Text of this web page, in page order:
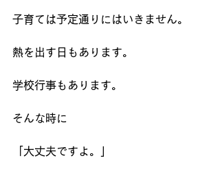
子育ては予定通りにはいきません。
熱を出す日もあります。
学校行事もあります。
そんな時に
「大丈夫ですよ。」